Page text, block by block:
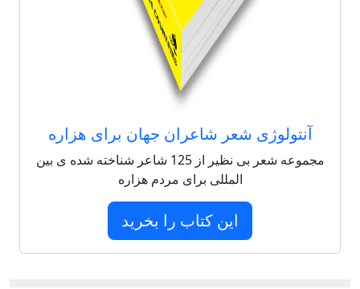
آنتولوژی شعر شاعران جهان برای هزاره
مجموعه شعر بی نظیر از 125 شاعر شناخته شده ی بین
المللی برای مردم هزاره
این کتاب را بخرید